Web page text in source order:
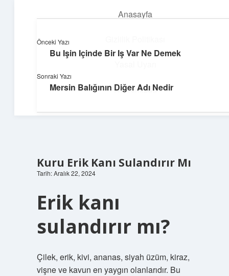
Anasayfa
Hakkımızda
Süper Bilgi Durağı
Kuru Erik Kanı Sulandırır Mı
Tarih: Aralık 22, 2024
Erik kanı
sulandırır mı?
Çilek, erik, kivi, ananas, siyah üzüm, kiraz,
vişne ve kavun en yaygın olanlarıdır. Bu
Önceki Yazı
Bu Işin Içinde Bir Iş Var Ne Demek
Sonraki Yazı
Mersin Balığının Diğer Adı Nedir